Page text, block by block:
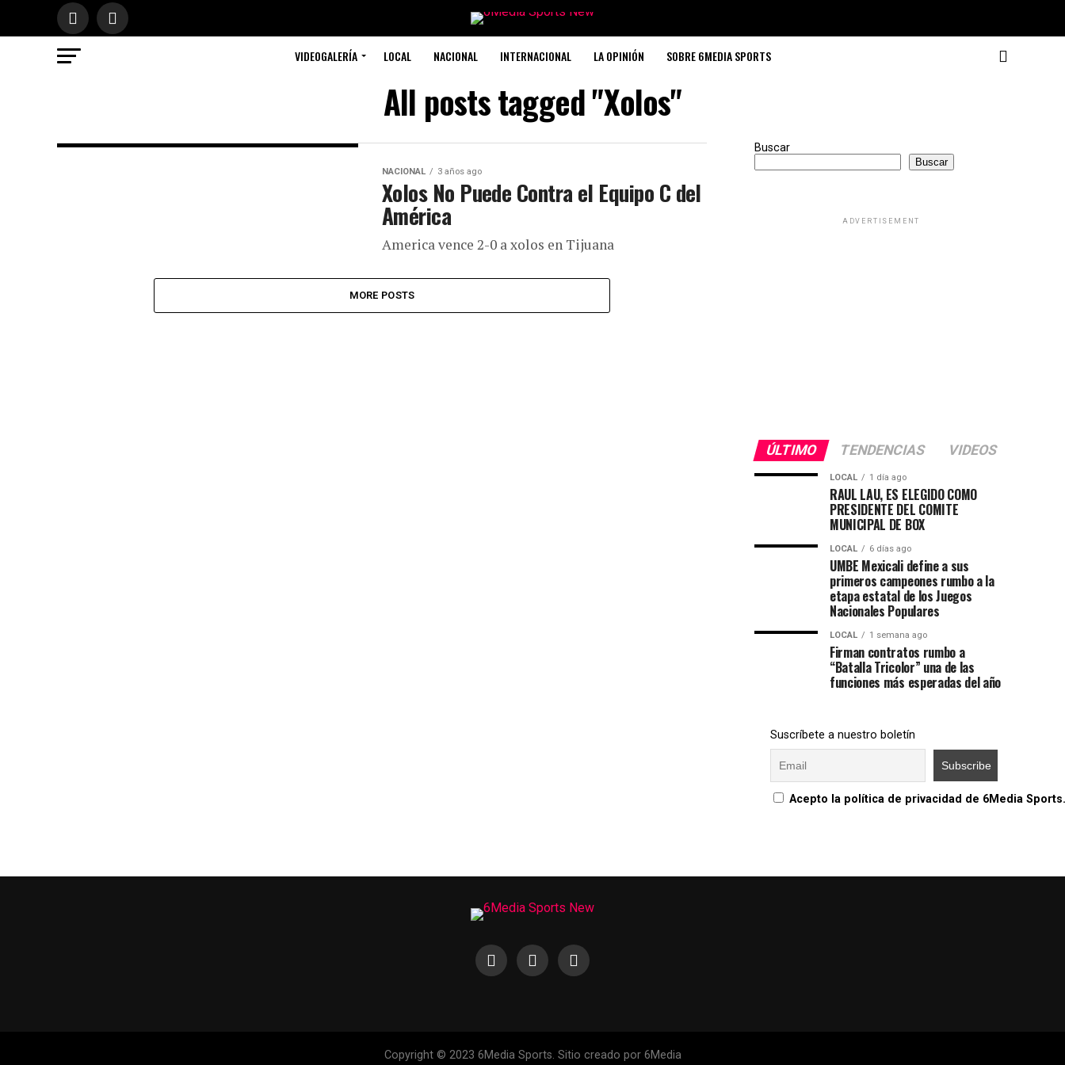
VIDEOGALERÍA LOCAL NACIONAL INTERNACIONAL LA OPINIÓN SOBRE 6MEDIA SPORTS
All posts tagged "Xolos"
NACIONAL 3 años ago
Xolos No Puede Contra el Equipo C del
América
America vence 2-0 a xolos en Tijuana
MORE POSTS
Buscar
Buscar
ADVERTISEMENT
ÚLTIMO TENDENCIAS VIDEOS
LOCAL 1 día ago
RAUL LAU, ES ELEGIDO COMO
PRESIDENTE DEL COMITE
MUNICIPAL DE BOX
LOCAL 6 días ago
UMBE Mexicali define a sus
primeros campeones rumbo a la
etapa estatal de los Juegos
Nacionales Populares
LOCAL 1 semana ago
Firman contratos rumbo a
“Batalla Tricolor” una de las
funciones más esperadas del año
Suscríbete a nuestro boletín
Acepto la política de privacidad de 6Media Sports.
Copyright © 2023 6Media Sports. Sitio creado por 6Media